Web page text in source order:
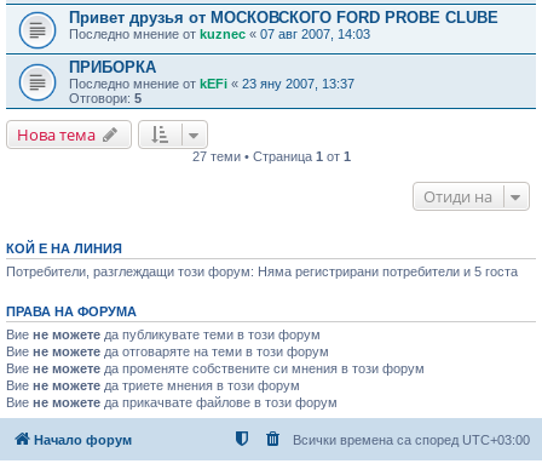
Привет друзья от МОСКОВСКОГО FORD PROBE CLUBE
Последно мнение от kuznec « 07 авг 2007, 14:03
ПРИБОРКА
Последно мнение от kEFi « 23 яну 2007, 13:37
Отговори: 5
Нова тема
27 теми • Страница 1 от 1
Отиди на
КОЙ Е НА ЛИНИЯ
Потребители, разглеждащи този форум: Няма регистрирани потребители и 5 госта
ПРАВА НА ФОРУМА
Вие не можете да публикувате теми в този форум
Вие не можете да отговаряте на теми в този форум
Вие не можете да променяте собствените си мнения в този форум
Вие не можете да триете мнения в този форум
Вие не можете да прикачвате файлове в този форум
Начало форум Всички времена са според UTC+03:00